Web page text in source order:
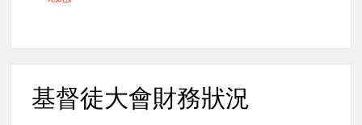
基督徒大會財務狀況